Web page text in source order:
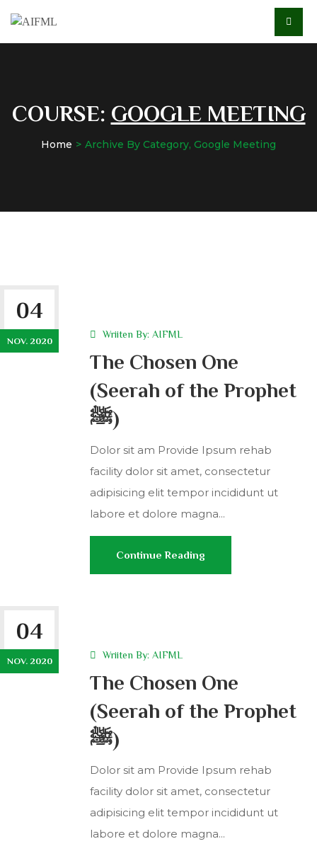
COURSE: GOOGLE MEETING
Home Archive By Category, Google Meeting
04
NOV. 2020
Wriiten By: AIFML
The Chosen One
(Seerah of the Prophet
ﷺ)
Dolor sit am Provide Ipsum rehab
facility dolor sit amet, consectetur
adipisicing elit tempor incididunt ut
labore et dolore magna...
Continue Reading
04
NOV. 2020
Wriiten By: AIFML
The Chosen One
(Seerah of the Prophet
ﷺ)
Dolor sit am Provide Ipsum rehab
facility dolor sit amet, consectetur
adipisicing elit tempor incididunt ut
labore et dolore magna...